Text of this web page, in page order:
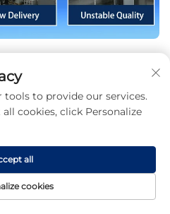
tools to provide our services.
cookies, click Personalize
cookies
all